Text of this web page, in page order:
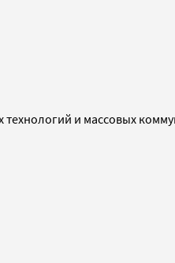
и массовых